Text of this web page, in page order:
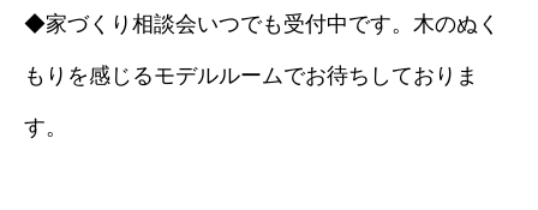
◆家づくり相談会いつでも受付中です。木のぬく
もりを感じるモデルルームでお待ちしておりま
す。